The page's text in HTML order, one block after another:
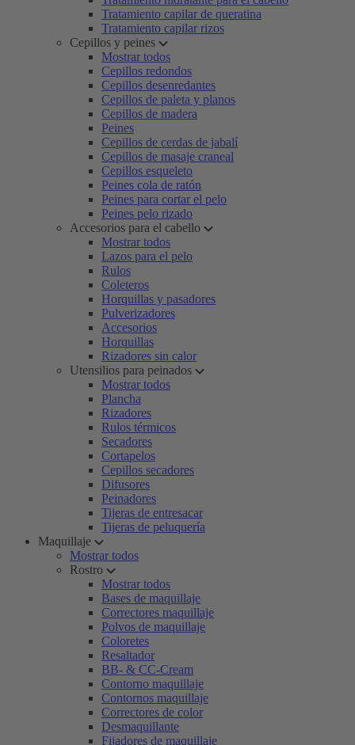
Tratamiento capilar de queratina
Tratamiento capilar rizos
Cepillos y peines
Mostrar todos
Cepillos redondos
Cepillos desenredantes
Cepillos de paleta y planos
Cepillos de madera
Peines
Cepillos de cerdas de jabalí
Cepillos de masaje craneal
Cepillos esqueleto
Peines cola de ratón
Peines para cortar el pelo
Peines pelo rizado
Accesorios para el cabello
Mostrar todos
Lazos para el pelo
Rulos
Coleteros
Horquillas y pasadores
Pulverizadores
Accesorios
Horquillas
Rizadores sin calor
Utensilios para peinados
Mostrar todos
Plancha
Rizadores
Rulos térmicos
Secadores
Cortapelos
Cepillos secadores
Difusores
Peinadores
Tijeras de entresacar
Tijeras de peluquería
Maquillaje
Mostrar todos
Rostro
Mostrar todos
Bases de maquillaje
Correctores maquillaje
Polvos de maquillaje
Coloretes
Resaltador
BB- & CC-Cream
Contorno maquillaje
Contornos maquillaje
Correctores de color
Desmaquillante
Fijadores de maquillaje